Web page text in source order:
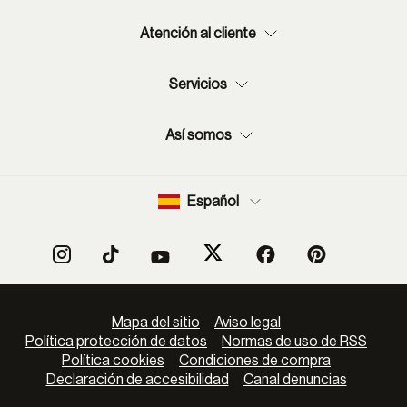
Atención al cliente
Servicios
Así somos
Español
Mapa del sitio
Aviso legal
Política protección de datos
Normas de uso de RSS
Política cookies
Condiciones de compra
Declaración de accesibilidad
Canal denuncias